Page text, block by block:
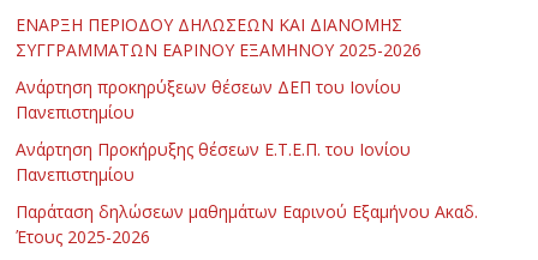
ΕΝΑΡΞΗ ΠΕΡΙΟΔΟΥ ΔΗΛΩΣΕΩΝ ΚΑΙ ΔΙΑΝΟΜΗΣ
ΣΥΓΓΡΑΜΜΑΤΩΝ ΕΑΡΙΝΟΥ ΕΞΑΜΗΝΟΥ 2025-2026
Ανάρτηση προκηρύξεων θέσεων ΔΕΠ του Ιονίου
Πανεπιστημίου
Ανάρτηση Προκήρυξης θέσεων Ε.Τ.Ε.Π. του Ιονίου
Πανεπιστημίου
Παράταση δηλώσεων μαθημάτων Εαρινού Εξαμήνου Ακαδ.
Έτους 2025-2026